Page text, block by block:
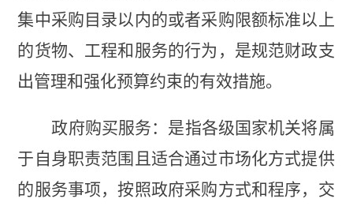
集中采购目录以内的或者采购限额标准以上
的货物、工程和服务的行为，是规范财政支
出管理和强化预算约束的有效措施。
政府购买服务：是指各级国家机关将属
于自身职责范围且适合通过市场化方式提供
的服务事项，按照政府采购方式和程序，交